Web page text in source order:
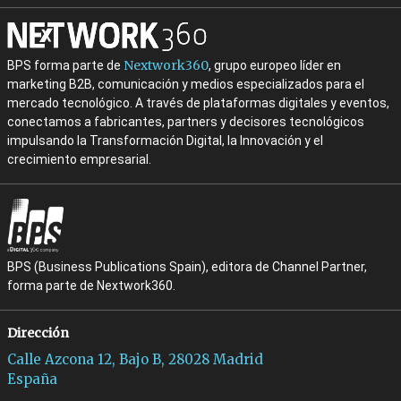
BPS forma parte de Nextwork360, grupo europeo líder en
marketing B2B, comunicación y medios especializados para el
mercado tecnológico. A través de plataformas digitales y eventos,
conectamos a fabricantes, partners y decisores tecnológicos
impulsando la Transformación Digital, la Innovación y el
crecimiento empresarial.
BPS (Business Publications Spain), editora de Channel Partner,
forma parte de Nextwork360.
Dirección
Calle Azcona 12, Bajo B, 28028 Madrid
España